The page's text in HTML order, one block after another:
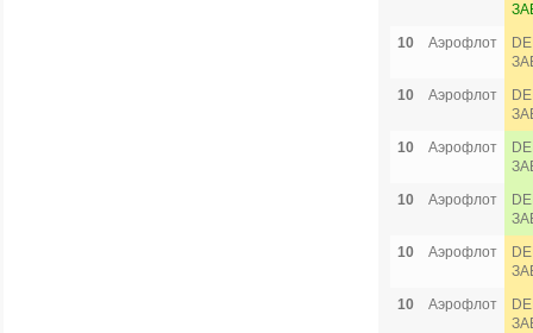
10
Аэрофлот
10
Аэрофлот
10
Аэрофлот
10
Аэрофлот
10
Аэрофлот
10
Аэрофлот